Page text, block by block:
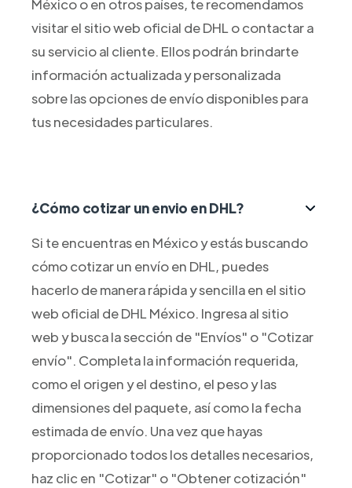
México o en otros países, te recomendamos
visitar el sitio web oficial de DHL o contactar a
su servicio al cliente. Ellos podrán brindarte
información actualizada y personalizada
sobre las opciones de envío disponibles para
tus necesidades particulares.
¿Cómo cotizar un envio en DHL?
Si te encuentras en México y estás buscando
cómo cotizar un envío en DHL, puedes
hacerlo de manera rápida y sencilla en el sitio
web oficial de DHL México. Ingresa al sitio
web y busca la sección de "Envíos" o "Cotizar
envío". Completa la información requerida,
como el origen y el destino, el peso y las
dimensiones del paquete, así como la fecha
estimada de envío. Una vez que hayas
proporcionado todos los detalles necesarios,
haz clic en "Cotizar" o "Obtener cotización"